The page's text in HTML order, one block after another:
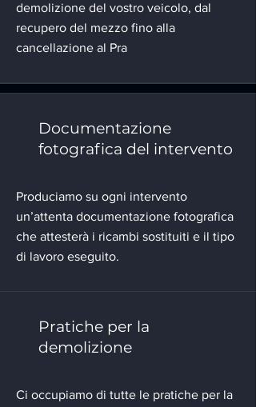
demolizione del vostro veicolo, dal
recupero del mezzo fino alla
cancellazione al Pra
Documentazione
fotografica del intervento
Produciamo su ogni intervento
un’attenta documentazione fotografica
che attesterà i ricambi sostituiti e il tipo
di lavoro eseguito.
Pratiche per la
demolizione
Ci occupiamo di tutte le pratiche per la